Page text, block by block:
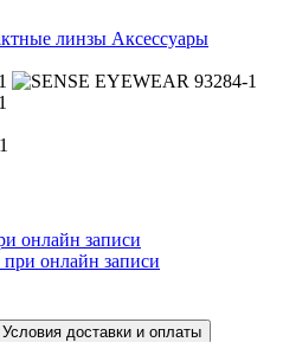
линзы Аксессуары
онлайн записи
Условия доставки и оплаты